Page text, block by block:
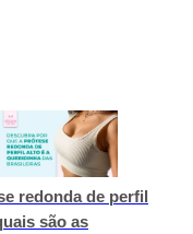
redonda de perfil
são as